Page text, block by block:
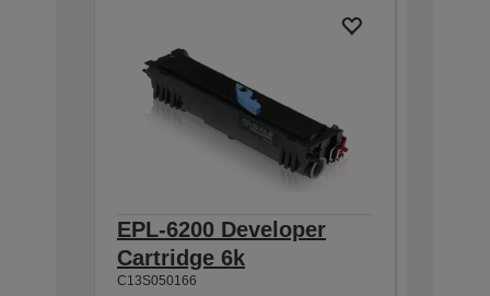
EPL-6200 Developer
Cartridge 6k
C13S050166